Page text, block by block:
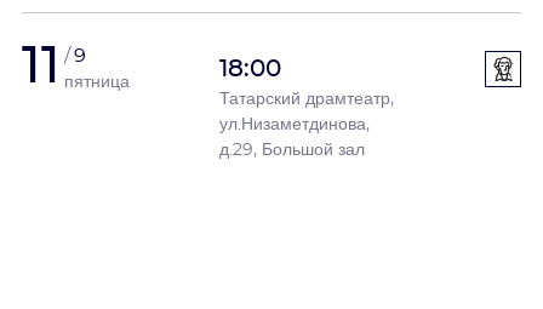
11 9
пятница
18:00
Татарский драмтеатр,
ул.Низаметдинова,
д.29, Большой зал